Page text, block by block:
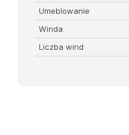
Umeblowanie
Winda
Liczba wind